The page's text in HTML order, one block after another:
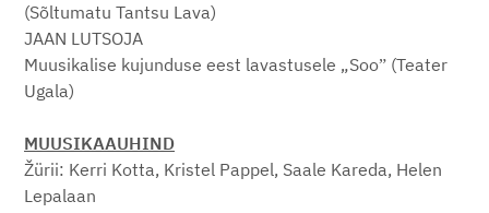
(Sõltumatu Tantsu Lava)
JAAN LUTSOJA
Muusikalise kujunduse eest lavastusele „Sooˮ (Teater
Ugala)
MUUSIKAAUHIND
Žürii: Kerri Kotta, Kristel Pappel, Saale Kareda, Helen
Lepalaan